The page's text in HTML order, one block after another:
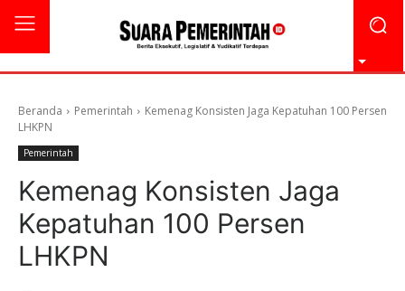
Beranda Pemerintah
Kemenag Konsisten Jaga Kepatuhan 100 Persen
LHKPN
Pemerintah
Kemenag Konsisten Jaga
Kepatuhan 100 Persen
LHKPN